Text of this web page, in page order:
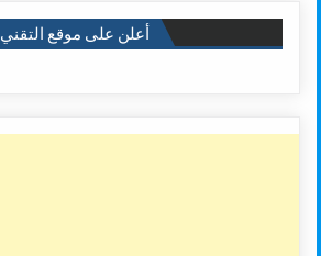
أعلن على موقع التقني